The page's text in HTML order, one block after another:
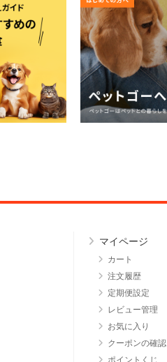
マイページ
カート
注文履歴
定期便設定
レビュー管理
お気に入り
クーポンの確認
ポイントくじ